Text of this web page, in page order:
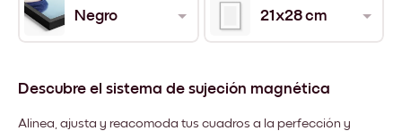
Negro 21x28 cm
Descubre el sistema de sujeción magnética
Alinea, ajusta y reacomoda tus cuadros a la perfección y